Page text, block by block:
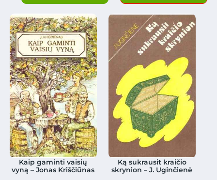
Kaip gaminti vaisių
vyną – Jonas Kriščiūnas
Ką sukrausit kraičio
skrynion – J. Uginčienė